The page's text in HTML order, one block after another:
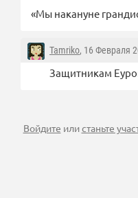
«Мы накануне
Tamriko, 16 Февраля
Защитникам
Войдите илистаньте